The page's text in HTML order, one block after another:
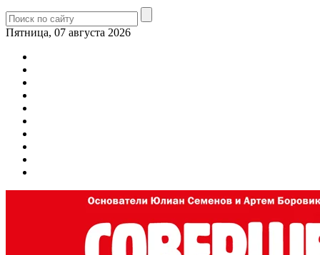
Пятница, 07 августа 2026